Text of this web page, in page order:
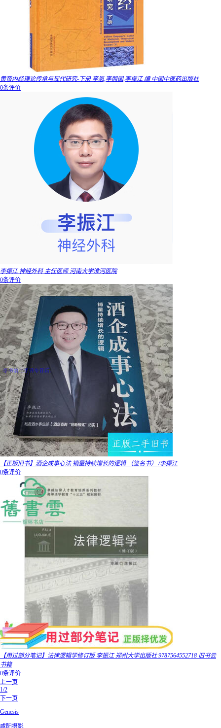
黄帝内经理论传承与现代研究-下册 李恩,李照国,李振江 编 中国中医药出版社
0条评价
李振江 神经外科 主任医师 河南大学淮河医院
0条评价
【正版旧书】酒企成事心法 销量持续增长的逻辑 （签名书） /李振江
0条评价
【用过部分笔记】法律逻辑学修订版 李振江 郑州大学出版社 9787564552718 旧书云
书籍
0条评价
上一页
1/2
下一页
Genesis
咸阳摄影